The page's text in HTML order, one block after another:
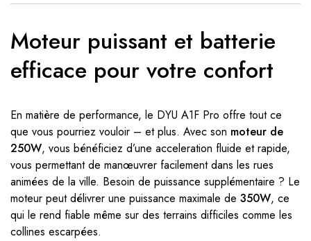
Moteur puissant et batterie
efficace pour votre confort
En matière de performance, le DYU A1F Pro offre tout ce
que vous pourriez vouloir – et plus. Avec son moteur de
250W, vous bénéficiez d’une acceleration fluide et rapide,
vous permettant de manœuvrer facilement dans les rues
animées de la ville. Besoin de puissance supplémentaire ? Le
moteur peut délivrer une puissance maximale de 350W, ce
qui le rend fiable même sur des terrains difficiles comme les
collines escarpées.